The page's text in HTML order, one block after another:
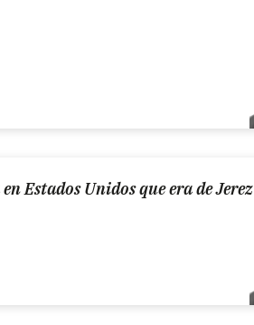
Estados Unidos que era de Jerez